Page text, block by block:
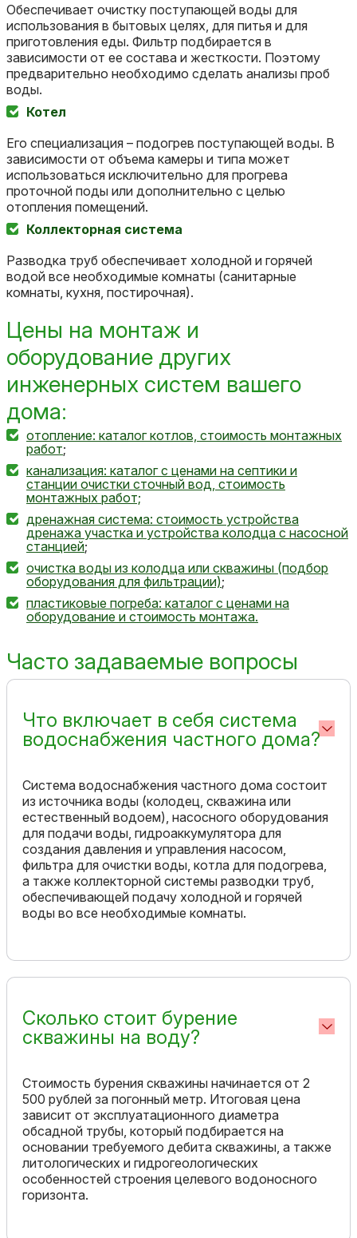
Обеспечивает очистку поступающей воды для
использования в бытовых целях, для питья и для
приготовления еды. Фильтр подбирается в
зависимости от ее состава и жесткости. Поэтому
предварительно необходимо сделать анализы проб
воды.
Котел
Его специализация – подогрев поступающей воды. В
зависимости от объема камеры и типа может
использоваться исключительно для прогрева
проточной поды или дополнительно с целью
отопления помещений.
Коллекторная система
Разводка труб обеспечивает холодной и горячей
водой все необходимые комнаты (санитарные
комнаты, кухня, постирочная).
Цены на монтаж и
оборудование других
инженерных систем вашего
дома:
отопление: каталог котлов, стоимость монтажных
работ;
канализация: каталог с ценами на септики и
станции очистки сточный вод, стоимость
монтажных работ;
дренажная система: стоимость устройства
дренажа участка и устройства колодца с насосной
станцией;
очистка воды из колодца или скважины (подбор
оборудования для фильтрации);
пластиковые погреба: каталог с ценами на
оборудование и стоимость монтажа.
Часто задаваемые вопросы
Что включает в себя система
водоснабжения частного дома?
Система водоснабжения частного дома состоит
из источника воды (колодец, скважина или
естественный водоем), насосного оборудования
для подачи воды, гидроаккумулятора для
создания давления и управления насосом,
фильтра для очистки воды, котла для подогрева,
а также коллекторной системы разводки труб,
обеспечивающей подачу холодной и горячей
воды во все необходимые комнаты.
Сколько стоит бурение
скважины на воду?
Стоимость бурения скважины начинается от 2
500 рублей за погонный метр. Итоговая цена
зависит от эксплуатационного диаметра
обсадной трубы, который подбирается на
основании требуемого дебита скважины, а также
литологических и гидрогеологических
особенностей строения целевого водоносного
горизонта.